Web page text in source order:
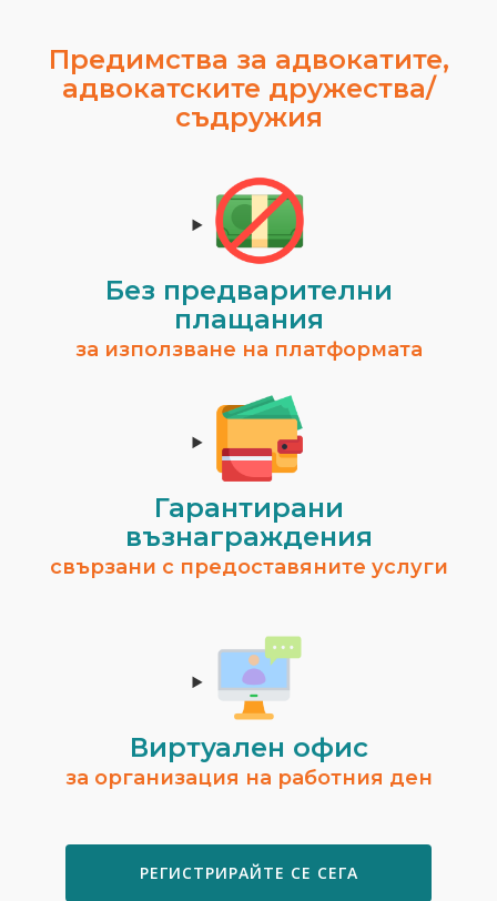
Предимства за адвокатите,
адвокатските дружества/
съдружия
Без предварителни
плащания
за използване на платформата
Гарантирани
възнаграждения
свързани с предоставяните услуги
Виртуален офис
за организация на работния ден
РЕГИСТРИРАЙТЕ СЕ СЕГА